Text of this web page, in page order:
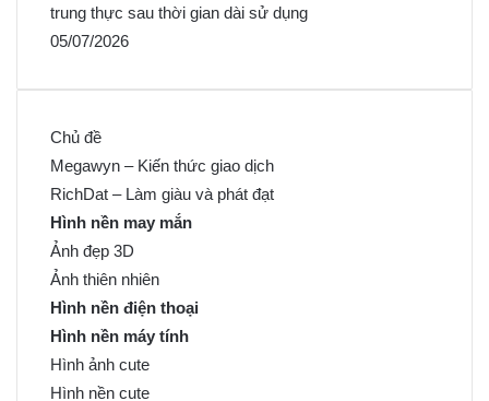
trung thực sau thời gian dài sử dụng
05/07/2026
Chủ đề
Megawyn – Kiến thức giao dịch
RichDat – Làm giàu và phát đạt
Hình nền may mắn
Ảnh đẹp 3D
Ảnh thiên nhiên
Hình nền điện thoại
Hình nền máy tính
Hình ảnh cute
Hình nền cute